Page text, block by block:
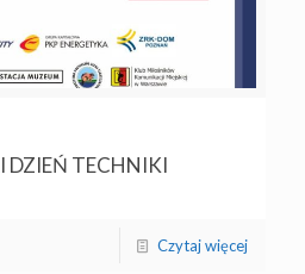
DZIEŃ TECHNIKI
Czytaj więcej